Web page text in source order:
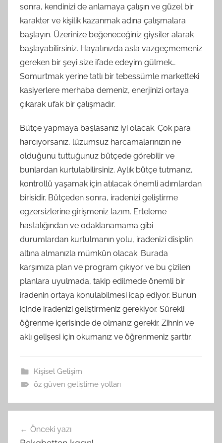
sonra, kendinizi de anlamaya çalışın ve güzel bir
karakter ve kişilik kazanmak adına çalışmalara
başlayın. Üzerinize beğeneceğiniz giysiler alarak
başlayabilirsiniz. Hayatınızda asla vazgeçmemeniz
gereken bir şeyi size ifade edeyim gülmek…
Somurtmak yerine tatlı bir tebessümle marketteki
kasiyerlere merhaba demeniz, enerjinizi ortaya
çıkarak ufak bir çalışmadır.
Bütçe yapmaya başlasanız iyi olacak. Çok para
harcıyorsanız, lüzumsuz harcamalarınızın ne
olduğunu tuttuğunuz bütçede görebilir ve
bunlardan kurtulabilirsiniz. Aylık bütçe tutmanız,
kontrollü yaşamak için atılacak önemli adımlardan
birisidir. Bütçeden sonra, iradenizi geliştirme
egzersizlerine girişmeniz lazım. Erteleme
hastalığından ve odaklanamama gibi
durumlardan kurtulmanın yolu, iradenizi disiplin
altına almanızla mümkün olacak. Burada
karşımıza plan ve program çıkıyor ve bu çizilen
planlara uyulmada, takip edilmede önemli bir
iradenin ortaya konulabilmesi icap ediyor. Bunun
içinde iradenizi geliştirmeniz gerekiyor. Sürekli
öğrenme içerisinde de olmanız gerekir. Zihnin ve
aklı gelişesi için okumanız ve öğrenmeniz şarttır.
Kişisel Gelişim
öz güven geliştime yolları
gezinmesi
Önceki yazı